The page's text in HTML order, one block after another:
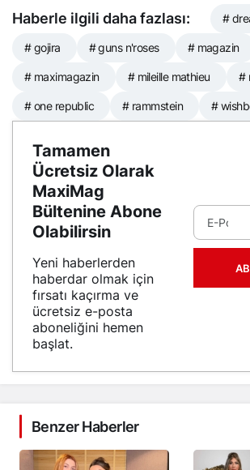
Haberle ilgili daha fazlası: #
# gojira # guns n'roses # magazin
# maximagazin # mileille mathieu #
# one republic # rammstein #
Tamamen
Ücretsiz Olarak
MaxiMag
Bültenine Abone
Olabilirsin
Yeni haberlerden
haberdar olmak için
fırsatı kaçırma ve
ücretsiz e-posta
aboneliğini hemen
başlat.
Benzer Haberler